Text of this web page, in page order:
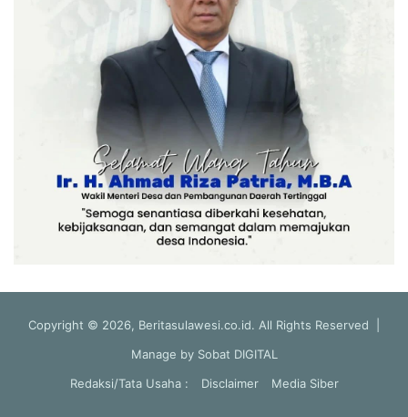
Copyright © 2026, Beritasulawesi.co.id. All Rights Reserved |
Manage by Sobat DIGITAL
Redaksi/Tata Usaha :
Disclaimer Media Siber